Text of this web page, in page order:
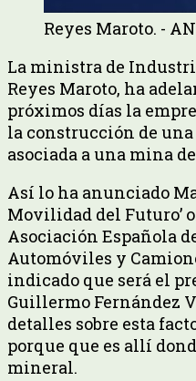
Reyes Maroto. -
La ministra de
Reyes Maroto, ha
próximos días la
la construcción de
asociada a una mina
Así lo ha anunciado
Movilidad del Futuro’
Asociación Española
Automóviles y
indicado que será el
Guillermo Fernández
detalles sobre esta
porque que es allí
mineral.